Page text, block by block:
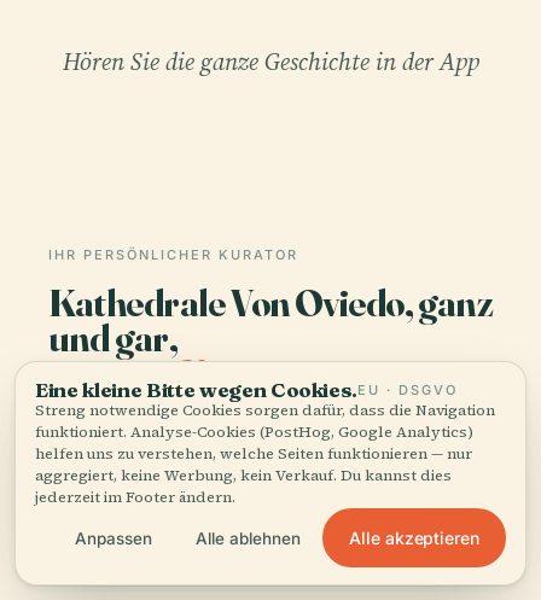
Hören Sie die ganze Geschichte in der App
IHR PERSÖNLICHER KURATOR
Kathedrale Von Oviedo, ganz
und gar,
gut erzählt.
Audioguides für 1.100+ Städte in 96 Ländern.
Geschichte, Geschichten und lokales Wissen —
offline verfügbar.
Eine kleine Bitte wegen Cookies.EU · DSGVO
Streng notwendige Cookies sorgen dafür, dass die Navigation
funktioniert. Analyse-Cookies (PostHog, Google Analytics)
helfen uns zu verstehen, welche Seiten funktionieren — nur
aggregiert, keine Werbung, kein Verkauf. Du kannst dies
jederzeit im Footer ändern.
Anpassen Alle ablehnen Alle akzeptieren